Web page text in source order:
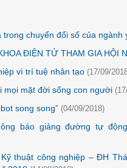
chuyển đổi số của ngành
ĐIỆN TỬ THAM GIA HỘI
vì trí tuệ nhân tạo (17/09/
mọi mặt đời sống con người
song song” (04/09/2018)
báo giảng đường tự
thuật công nghiệp – ĐH